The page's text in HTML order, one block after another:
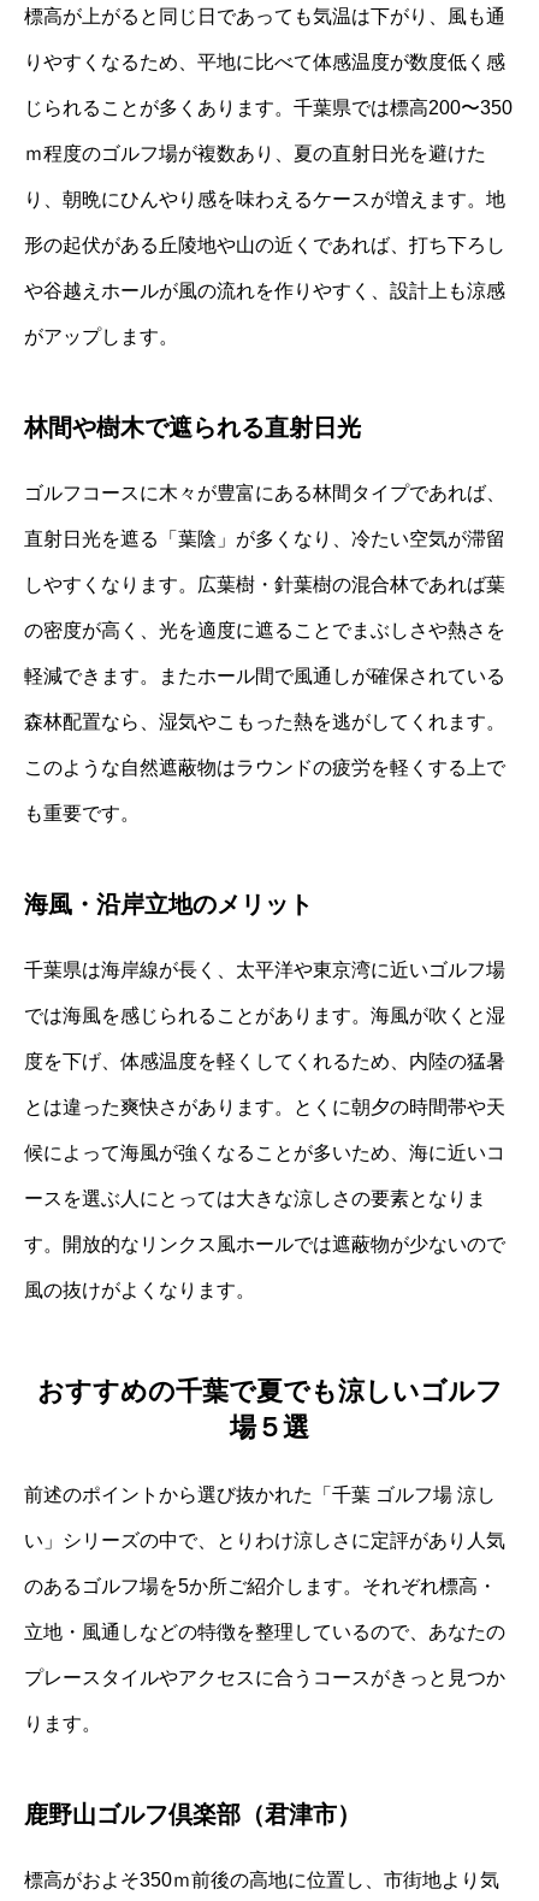
標高が上がると同じ日であっても気温は下がり、風も通
りやすくなるため、平地に比べて体感温度が数度低く感
じられることが多くあります。千葉県では標高200〜350
ｍ程度のゴルフ場が複数あり、夏の直射日光を避けた
り、朝晩にひんやり感を味わえるケースが増えます。地
形の起伏がある丘陵地や山の近くであれば、打ち下ろし
や谷越えホールが風の流れを作りやすく、設計上も涼感
がアップします。
林間や樹木で遮られる直射日光
ゴルフコースに木々が豊富にある林間タイプであれば、
直射日光を遮る「葉陰」が多くなり、冷たい空気が滞留
しやすくなります。広葉樹・針葉樹の混合林であれば葉
の密度が高く、光を適度に遮ることでまぶしさや熱さを
軽減できます。またホール間で風通しが確保されている
森林配置なら、湿気やこもった熱を逃がしてくれます。
このような自然遮蔽物はラウンドの疲労を軽くする上で
も重要です。
海風・沿岸立地のメリット
千葉県は海岸線が長く、太平洋や東京湾に近いゴルフ場
では海風を感じられることがあります。海風が吹くと湿
度を下げ、体感温度を軽くしてくれるため、内陸の猛暑
とは違った爽快さがあります。とくに朝夕の時間帯や天
候によって海風が強くなることが多いため、海に近いコ
ースを選ぶ人にとっては大きな涼しさの要素となりま
す。開放的なリンクス風ホールでは遮蔽物が少ないので
風の抜けがよくなります。
おすすめの千葉で夏でも涼しいゴルフ
場５選
前述のポイントから選び抜かれた「千葉 ゴルフ場 涼し
い」シリーズの中で、とりわけ涼しさに定評があり人気
のあるゴルフ場を5か所ご紹介します。それぞれ標高・
立地・風通しなどの特徴を整理しているので、あなたの
プレースタイルやアクセスに合うコースがきっと見つか
ります。
鹿野山ゴルフ倶楽部（君津市）
標高がおよそ350ｍ前後の高地に位置し、市街地より気